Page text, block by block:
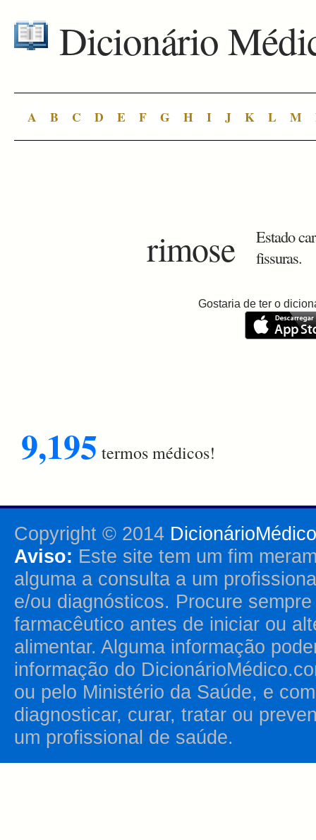
Dicionário
A B C D E F G H I J K L M
rimose
Estado
fissuras.
Gostaria de ter o
9,195 termos médicos!
Copyright © 2014
Aviso: Este site tem um fim
alguma a consulta a um
e/ou diagnósticos. Procure
farmacêutico antes de iniciar ou
alimentar. Alguma informação
informação do
ou pelo Ministério da Saúde, e
diagnosticar, curar, tratar ou
um profissional de saúde.